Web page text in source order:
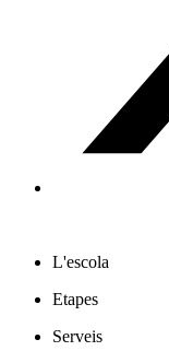
L'escola
Etapes
Serveis